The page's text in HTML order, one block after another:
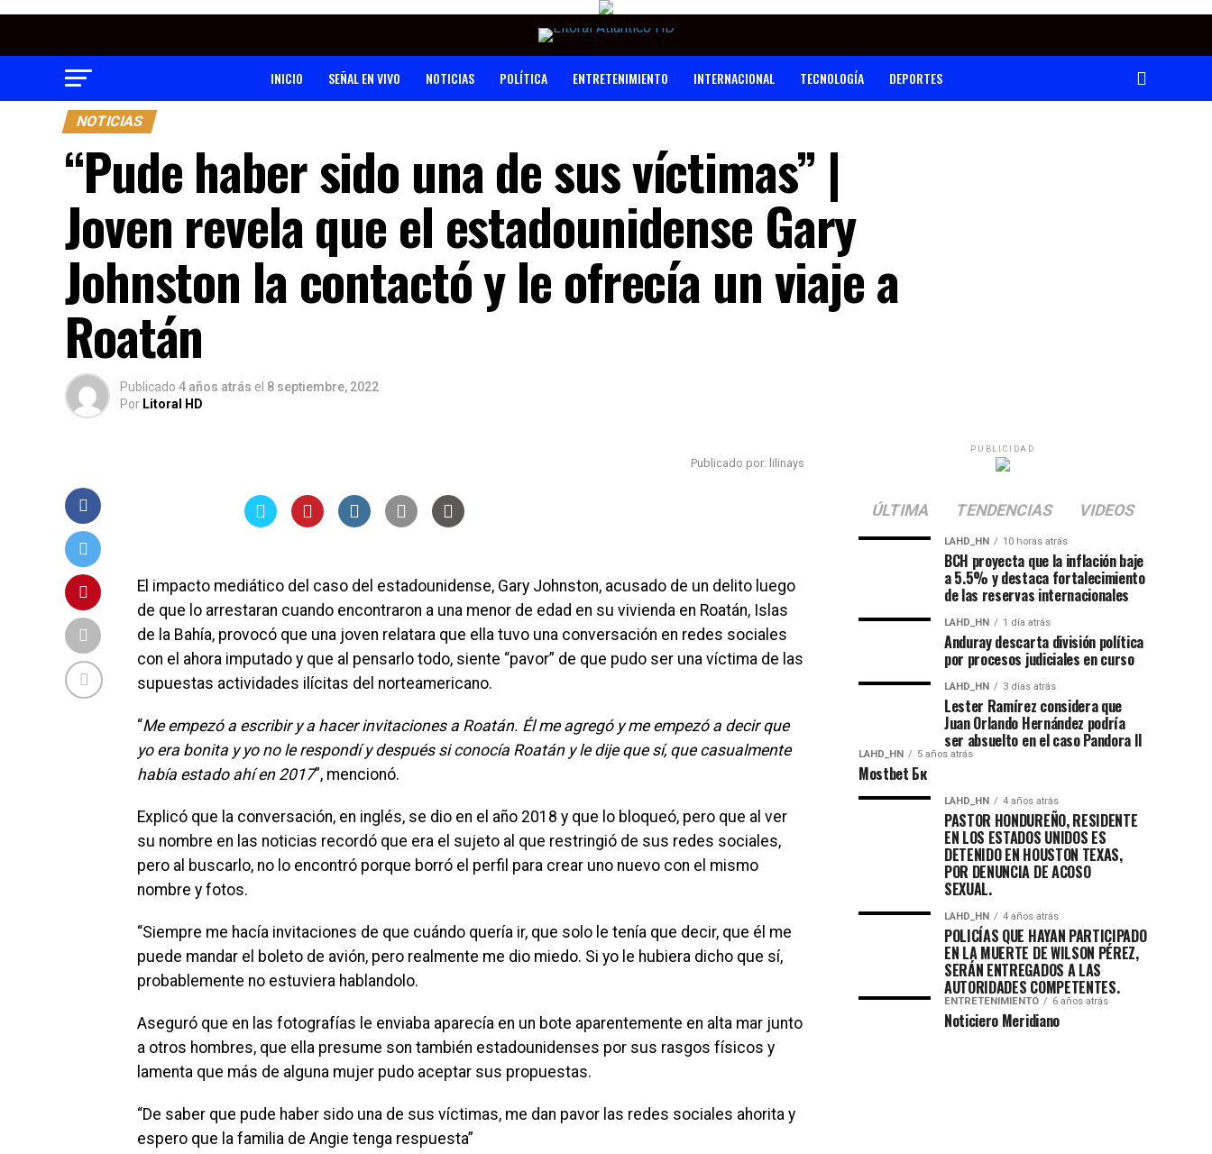
INICIO SEÑAL EN VIVO NOTICIAS POLÍTICA ENTRETENIMIENTO INTERNACIONAL TECNOLOGÍA DEPORTES
NOTICIAS
“Pude haber sido una de sus víctimas” |
Joven revela que el estadounidense Gary
Johnston la contactó y le ofrecía un viaje a
Roatán
Publicado 4 años atrás el 8 septiembre, 2022
Por Litoral HD
Publicado por: lilinays
El impacto mediático del caso del estadounidense, Gary Johnston, acusado de un delito luego
de que lo arrestaran cuando encontraron a una menor de edad en su vivienda en Roatán, Islas
de la Bahía, provocó que una joven relatara que ella tuvo una conversación en redes sociales
con el ahora imputado y que al pensarlo todo, siente “pavor” de que pudo ser una víctima de las
supuestas actividades ilícitas del norteamericano.
“Me empezó a escribir y a hacer invitaciones a Roatán. Él me agregó y me empezó a decir que
yo era bonita y yo no le respondí y después si conocía Roatán y le dije que sí, que casualmente
había estado ahí en 2017”, mencionó.
Explicó que la conversación, en inglés, se dio en el año 2018 y que lo bloqueó, pero que al ver
su nombre en las noticias recordó que era el sujeto al que restringió de sus redes sociales,
pero al buscarlo, no lo encontró porque borró el perfil para crear uno nuevo con el mismo
nombre y fotos.
“Siempre me hacía invitaciones de que cuándo quería ir, que solo le tenía que decir, que él me
puede mandar el boleto de avión, pero realmente me dio miedo. Si yo le hubiera dicho que sí,
probablemente no estuviera hablandolo.
Aseguró que en las fotografías le enviaba aparecía en un bote aparentemente en alta mar junto
a otros hombres, que ella presume son también estadounidenses por sus rasgos físicos y
lamenta que más de alguna mujer pudo aceptar sus propuestas.
“De saber que pude haber sido una de sus víctimas, me dan pavor las redes sociales ahorita y
espero que la familia de Angie tenga respuesta”
PUBLICIDAD
ÚLTIMA TENDENCIAS VIDEOS
LAHD_HN 10 horas atrás
BCH proyecta que la inflación baje
a 5.5% y destaca fortalecimiento
de las reservas internacionales
LAHD_HN 1 día atrás
Anduray descarta división política
por procesos judiciales en curso
LAHD_HN 3 días atrás
Lester Ramírez considera que
Juan Orlando Hernández podría
ser absuelto en el caso Pandora II
LAHD_HN 5 años atrás
Mostbet Бк
LAHD_HN 4 años atrás
PASTOR HONDUREÑO, RESIDENTE
EN LOS ESTADOS UNIDOS ES
DETENIDO EN HOUSTON TEXAS,
POR DENUNCIA DE ACOSO
SEXUAL.
LAHD_HN 4 años atrás
POLICÍAS QUE HAYAN PARTICIPADO
EN LA MUERTE DE WILSON PÉREZ,
SERÁN ENTREGADOS A LAS
AUTORIDADES COMPETENTES.
ENTRETENIMIENTO 6 años atrás
Noticiero Meridiano